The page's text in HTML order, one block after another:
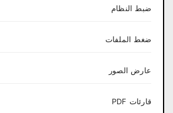
ضبط النظام
ضغط الملفات
عارض الصور
قارئات PDF